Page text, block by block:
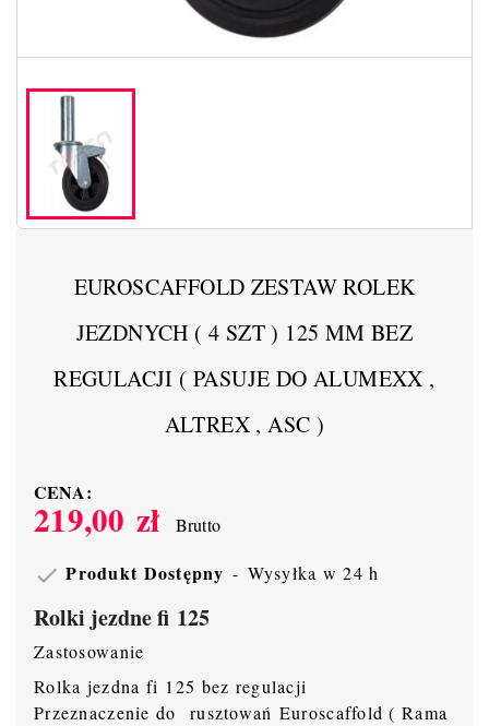
EUROSCAFFOLD ZESTAW ROLEK
JEZDNYCH ( 4 SZT ) 125 MM BEZ
REGULACJI ( PASUJE DO ALUMEXX ,
ALTREX , ASC )
CENA:
219,00 zł Brutto
 Produkt Dostępny Wysyłka w 24 h
Rolki jezdne fi 125
Zastosowanie
Rolka jezdna fi 125 bez regulacji
Przeznaczenie do rusztowań Euroscaffold ( Rama